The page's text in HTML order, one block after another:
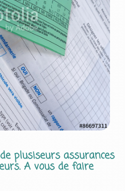
plusiseurs assurances
A vous de faire